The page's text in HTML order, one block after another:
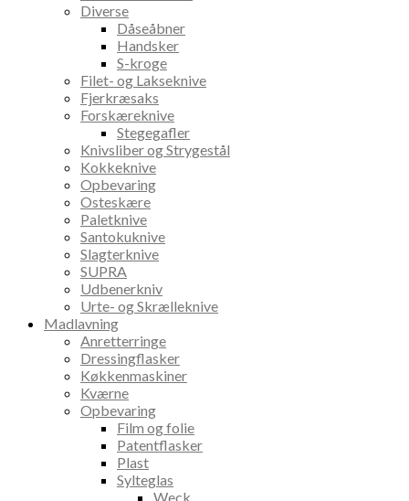
Diverse
Dåseåbner
Handsker
S-kroge
Filet- og Lakseknive
Fjerkræsaks
Forskæreknive
Stegegafler
Knivsliber og Strygestål
Kokkeknive
Opbevaring
Osteskære
Paletknive
Santokuknive
Slagterknive
SUPRA
Udbenerkniv
Urte- og Skrælleknive
Madlavning
Anretterringe
Dressingflasker
Køkkenmaskiner
Kværne
Opbevaring
Film og folie
Patentflasker
Plast
Sylteglas
Weck